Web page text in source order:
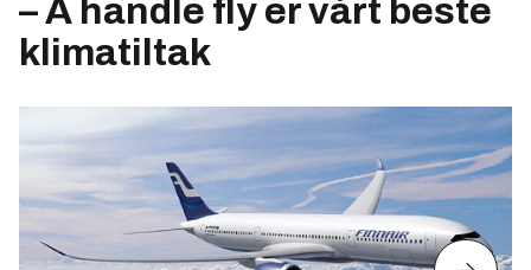
– Å handle fly er vårt beste
klimatiltak